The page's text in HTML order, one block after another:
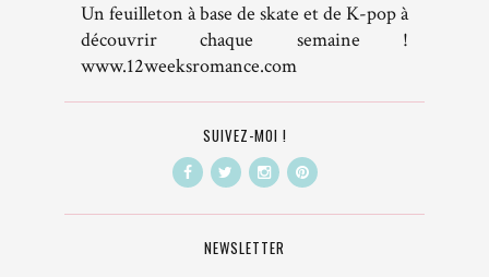
Un feuilleton à base de skate et de K-pop à
découvrir chaque semaine !
www.12weeksromance.com
SUIVEZ-MOI !
NEWSLETTER